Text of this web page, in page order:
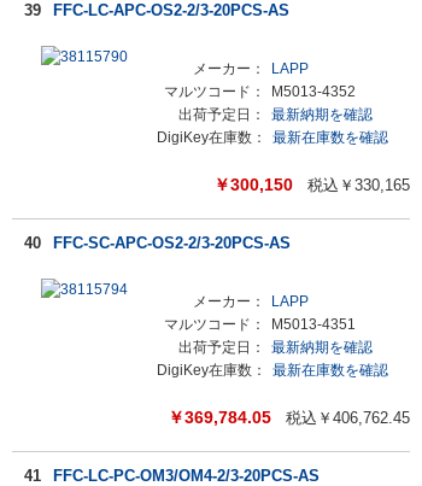
39 FFC-LC-APC-OS2-2/3-20PCS-AS
メーカー：
LAPP
マルツコード：
M5013-4352
出荷予定日：
最新納期を確認
DigiKey在庫数：
最新在庫数を確認
￥300,150 税込￥ 330,165
40 FFC-SC-APC-OS2-2/3-20PCS-AS
メーカー：
LAPP
マルツコード：
M5013-4351
出荷予定日：
最新納期を確認
DigiKey在庫数：
最新在庫数を確認
￥369,784.05 税込￥ 406,762.45
41 FFC-LC-PC-OM3/OM4-2/3-20PCS-AS